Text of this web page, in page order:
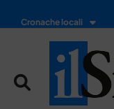
Cronache locali